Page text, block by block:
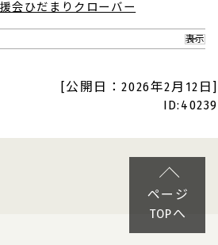
会ひだまりクローバー
表示
[公開日：2026年2月12日]
ID:40239
ページ
TOPへ